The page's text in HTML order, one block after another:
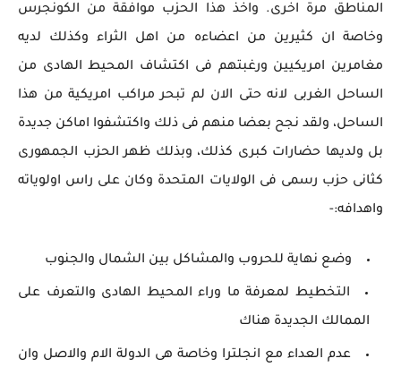
المناطق مرة اخرى. واخذ هذا الحزب موافقة من الكونجرس
وخاصة ان كثيرين من اعضاءه من اهل الثراء وكذلك لديه
مغامرين امريكيين ورغبتهم فى اكتشاف المحيط الهادى من
الساحل الغربى لانه حتى الان لم تبحر مراكب امريكية من هذا
الساحل، ولقد نجح بعضا منهم فى ذلك واكتشفوا اماكن جديدة
بل ولديها حضارات كبرى كذلك، وبذلك ظهر الحزب الجمهورى
كثانى حزب رسمى فى الولايات المتحدة وكان على راس اولوياته
واهدافه:-
وضع نهاية للحروب والمشاكل بين الشمال والجنوب
التخطيط لمعرفة ما وراء المحيط الهادى والتعرف على
الممالك الجديدة هناك
عدم العداء مع انجلترا وخاصة هى الدولة الام والاصل وان